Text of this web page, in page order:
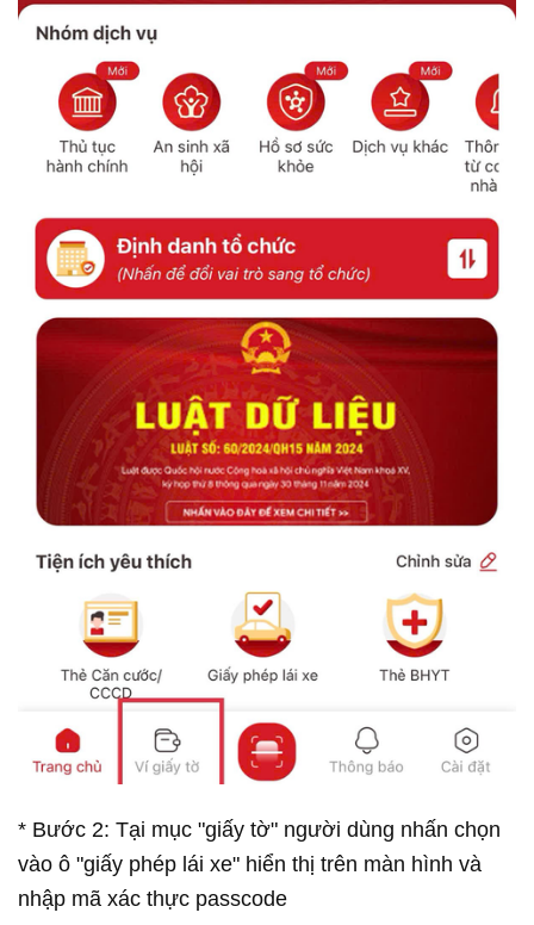
* Bước 2: Tại mục "giấy tờ" người dùng nhấn chọn
vào ô "giấy phép lái xe" hiển thị trên màn hình và
nhập mã xác thực passcode